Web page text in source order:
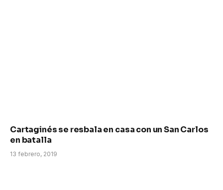
Cartaginés se resbala en casa con un San Carlos
en batalla
13 febrero, 2019